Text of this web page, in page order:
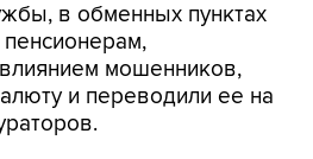
в обменных пунктах
мошенников,
и переводили ее на